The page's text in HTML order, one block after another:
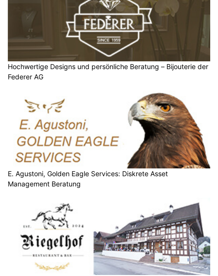
Hochwertige Designs und persönliche Beratung – Bijouterie der
Federer AG
E. Agustoni, Golden Eagle Services: Diskrete Asset
Management Beratung